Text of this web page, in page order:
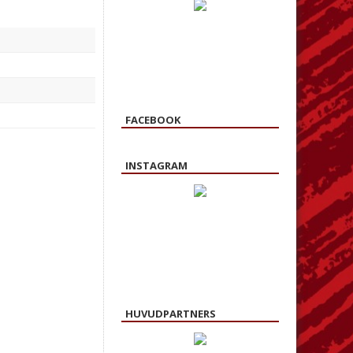
FACEBOOK
INSTAGRAM
HUVUDPARTNERS